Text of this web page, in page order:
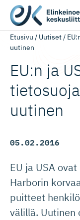
Etusivu / Uutiset/
uutinen
EU:n ja
uutinen
05.02.2016
EU ja USA
Harborin
puitteet
välillä. Uutinen